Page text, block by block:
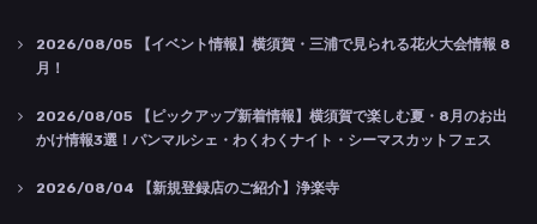
2026/08/05 【イベント情報】横須賀・三浦で見られる花火大会情報 8
月！
2026/08/05 【ピックアップ新着情報】横須賀で楽しむ夏・8月のお出
かけ情報3選！パンマルシェ・わくわくナイト・シーマスカットフェス
2026/08/04 【新規登録店のご紹介】浄楽寺